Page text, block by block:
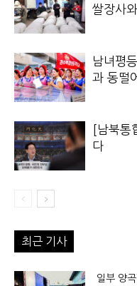
쌀장사
남녀평
과 동떨
[남북통
다
최근 기사
일부 양